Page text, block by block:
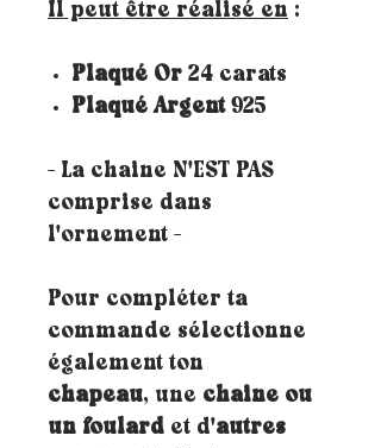
Il peut être réalisé en :
Plaqué Or 24 carats
Plaqué Argent925
- La chaine N'EST PAS
comprise dans
l'ornement -
Pour compléter ta
commande sélectionne
également ton
chapeau, une chaine ou
un foulard et d'autres